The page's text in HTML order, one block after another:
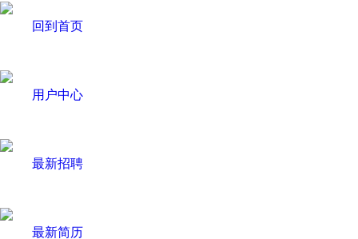
回到首页
用户中心
最新招聘
最新简历